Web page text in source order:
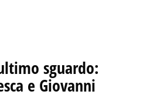
sguardo:
e Giovanni